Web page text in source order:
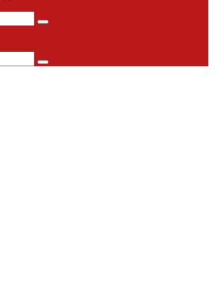
Search
Search